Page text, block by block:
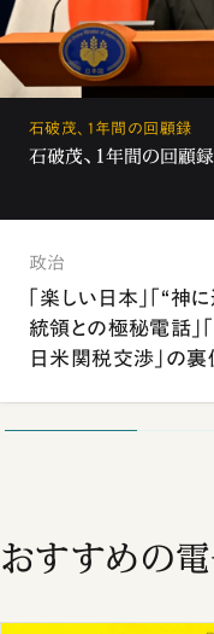
石破茂、1年間の回顧録
石破茂、1年間の回顧録
政治
「楽しい日本」「“神
統領との極秘電話」
日米関税交渉」の
おすすめの